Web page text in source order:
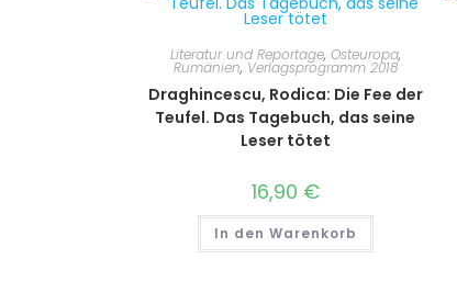
Literatur und Reportage, Osteuropa,
Rumänien, Verlagsprogramm 2018
Draghincescu, Rodica: Die Fee der
Teufel. Das Tagebuch, das seine
Leser tötet
16,90 €
In den Warenkorb